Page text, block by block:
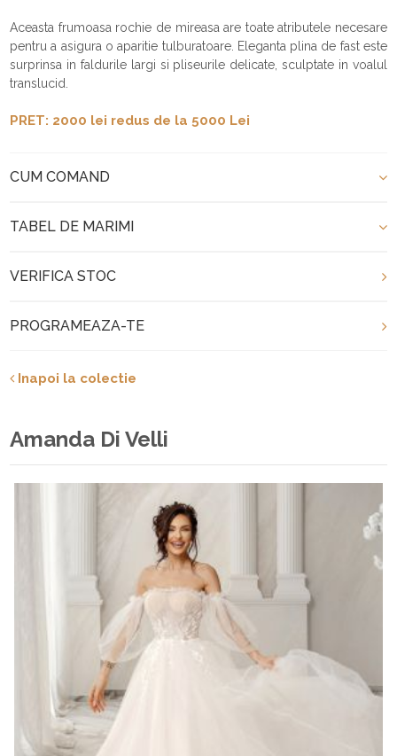
Aceasta frumoasa rochie de mireasa are toate atributele necesare
pentru a asigura o aparitie tulburatoare. Eleganta plina de fast este
surprinsa in faldurile largi si pliseurile delicate, sculptate in voalul
translucid.
PRET: 2000 lei redus de la 5000 Lei
CUM COMAND
TABEL DE MARIMI
VERIFICA STOC
PROGRAMEAZA-TE
Inapoi la colectie
Amanda Di Velli